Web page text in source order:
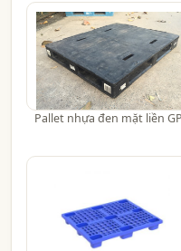
Pallet nhựa đen mặt liền